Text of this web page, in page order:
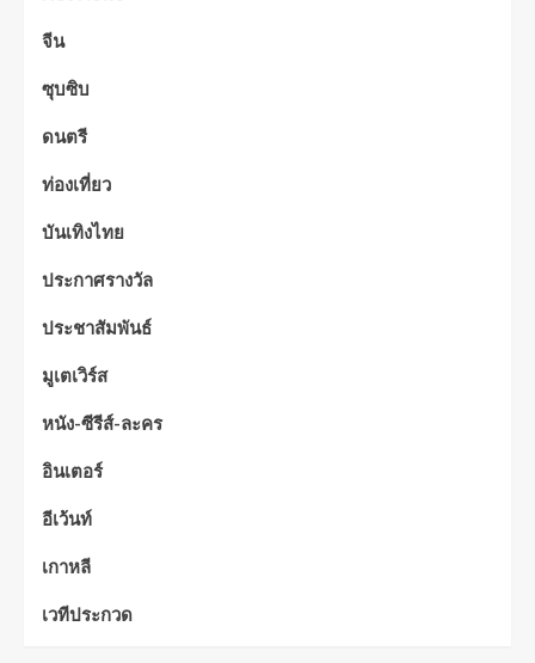
จีน
ซุบซิบ
ดนตรี
ท่องเที่ยว
บันเทิงไทย
ประกาศรางวัล
ประชาสัมพันธ์
มูเตเวิร์ส
หนัง-ซีรีส์-ละคร
อินเตอร์
อีเว้นท์
เกาหลี
เวทีประกวด